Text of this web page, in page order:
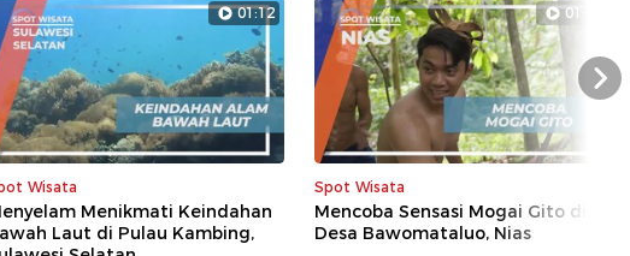
01:12
Wisata
Menikmati Keindahan
Laut di Pulau Kambing,
01:33
Spot Wisata
Mencoba Sensasi Mogai Gito di
Desa Bawomataluo, Nias
Next